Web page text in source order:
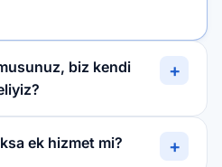
biz kendi
+
ek hizmet mi? +